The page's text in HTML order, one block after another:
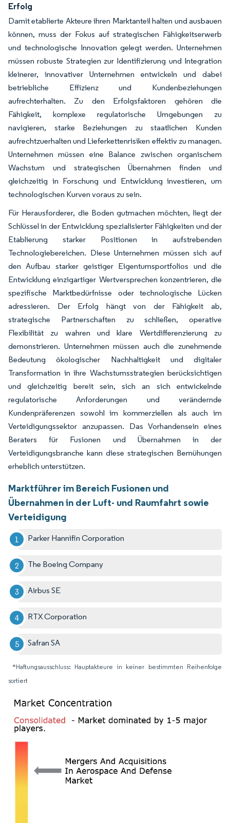
Erfolg
Damit etablierte Akteure ihren Marktanteil halten und ausbauen
können, muss der Fokus auf strategischen Fähigkeitserwerb
und technologische Innovation gelegt werden. Unternehmen
müssen robuste Strategien zur Identifizierung und Integration
kleinerer, innovativer Unternehmen entwickeln und dabei
betriebliche Effizienz und Kundenbeziehungen
aufrechterhalten. Zu den Erfolgsfaktoren gehören die
Fähigkeit, komplexe regulatorische Umgebungen zu
navigieren, starke Beziehungen zu staatlichen Kunden
aufrechtzuerhalten und Lieferkettenrisiken effektiv zu managen.
Unternehmen müssen eine Balance zwischen organischem
Wachstum und strategischen Übernahmen finden und
gleichzeitig in Forschung und Entwicklung investieren, um
technologischen Kurven voraus zu sein.
Für Herausforderer, die Boden gutmachen möchten, liegt der
Schlüssel in der Entwicklung spezialisierter Fähigkeiten und der
Etablierung starker Positionen in aufstrebenden
Technologiebereichen. Diese Unternehmen müssen sich auf
den Aufbau starker geistiger Eigentumsportfolios und die
Entwicklung einzigartiger Wertversprechen konzentrieren, die
spezifische Marktbedürfnisse oder technologische Lücken
adressieren. Der Erfolg hängt von der Fähigkeit ab,
strategische Partnerschaften zu schließen, operative
Flexibilität zu wahren und klare Wertdifferenzierung zu
demonstrieren. Unternehmen müssen auch die zunehmende
Bedeutung ökologischer Nachhaltigkeit und digitaler
Transformation in ihre Wachstumsstrategien berücksichtigen
und gleichzeitig bereit sein, sich an sich entwickelnde
regulatorische Anforderungen und verändernde
Kundenpräferenzen sowohl im kommerziellen als auch im
Verteidigungssektor anzupassen. Das Vorhandensein eines
Beraters für Fusionen und Übernahmen in der
Verteidigungsbranche kann diese strategischen Bemühungen
erheblich unterstützen.
Marktführer im Bereich Fusionen und
Übernahmen in der Luft- und Raumfahrt sowie
Verteidigung
Parker Hannifin Corporation
The Boeing Company
Airbus SE
RTX Corporation
Safran SA
*Haftungsausschluss: Hauptakteure in keiner bestimmten Reihenfolge
sortiert